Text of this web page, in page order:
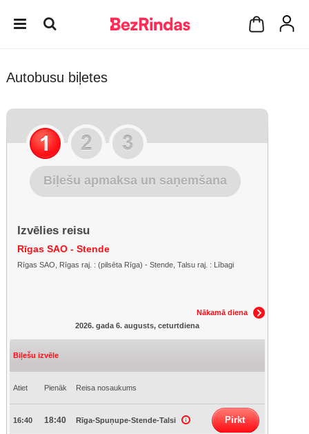
Autobusu biļetes
Biļešu apmaksa un saņemšana
Izvēlies reisu
Rīgas SAO - Stende
Rīgas SAO, Rīgas raj. : (pilsēta Rīga) - Stende, Talsu raj. : Lībagi
Nākamā diena
2026. gada 6. augusts, ceturtdiena
Biļešu izvēle
Atiet Pienāk Reisa nosaukums
16:40 18:40 Rīga-Spuņupe-Stende-Talsi Pirkt